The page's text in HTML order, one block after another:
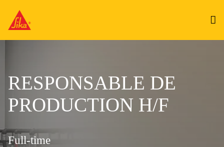
RESPONSABLE DE
PRODUCTION H/F
Full-time